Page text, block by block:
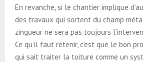
En revanche, si le chantier implique
des travaux qui sortent du champ
zingueur ne sera pas toujours
Ce qu’il faut retenir, c’est que le bon
qui sait traiter la toiture comme un